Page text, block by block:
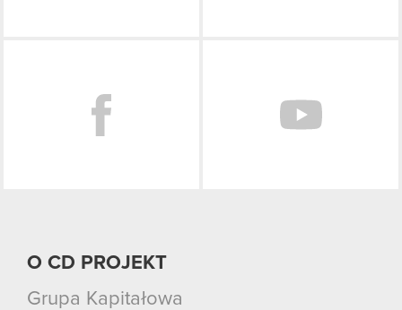
O CD PROJEKT
Grupa Kapitałowa